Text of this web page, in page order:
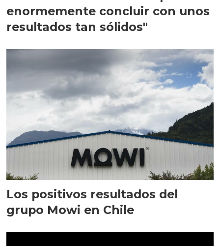
enormemente concluir con unos
resultados tan sólidos"
Los positivos resultados del
grupo Mowi en Chile